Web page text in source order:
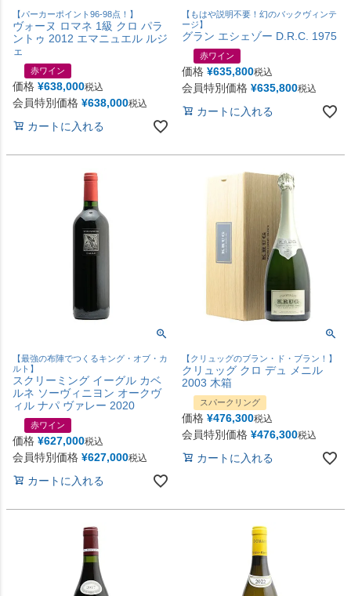
【パーカーポイント96-98点！】
ヴォーヌ ロマネ 1級 クロ パラ
ントゥ 2012 エマニュエル ルジ
ェ
赤ワイン
価格 ¥638,000税込
会員特別価格 ¥638,000税込
カートに入れる
【もはや説明不要！幻のバックヴィンテ
ージ】
グラン エシェゾー D.R.C. 1975
赤ワイン
価格 ¥635,800税込
会員特別価格 ¥635,800税込
カートに入れる
【最強の布陣でつくるキング・オブ・カ
ルト】
スクリーミング イーグル カベ
ルネ ソーヴィニヨン オークヴ
ィル ナパ ヴァレー 2020
赤ワイン
価格 ¥627,000税込
会員特別価格 ¥627,000税込
カートに入れる
【クリュッグのブラン・ド・ブラン！】
クリュッグ クロ デュ メニル
2003 木箱
スパークリング
価格 ¥476,300税込
会員特別価格 ¥476,300税込
カートに入れる